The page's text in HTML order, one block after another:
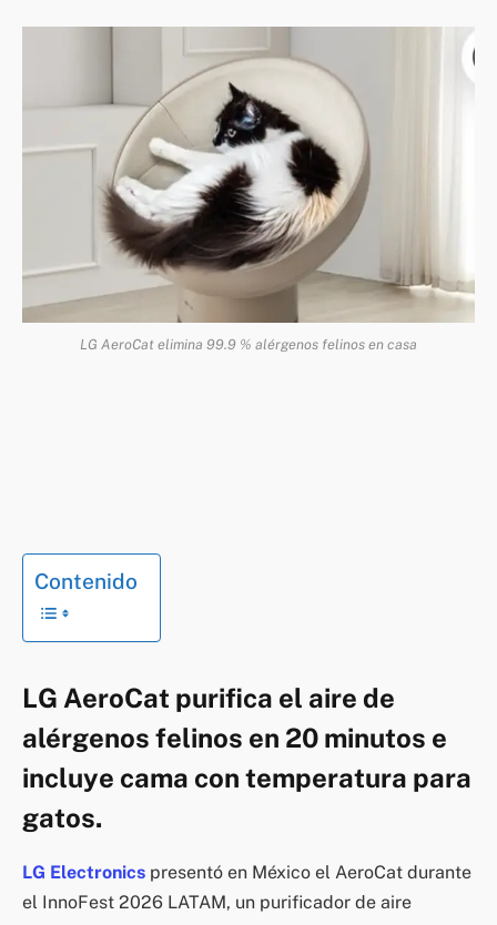
LG AeroCat elimina 99.9 % alérgenos felinos en casa
Contenido
LG AeroCat purifica el aire de
alérgenos felinos en 20 minutos e
incluye cama con temperatura para
gatos.
LG Electronics presentó en México el AeroCat durante
el InnoFest 2026 LATAM, un purificador de aire